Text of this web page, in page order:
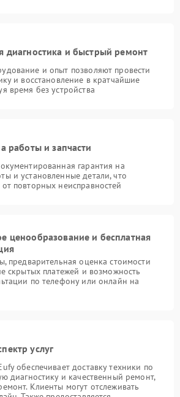
диагностика и быстрый ремонт
и опыт позволяют провести
и восстановление в кратчайшие
время без устройства
работы и запчасти
гарантия на
и установленные детали, что
повторных неисправностей
ценообразование и бесплатная
предварительная оценка стоимости
скрытых платежей и возможность
по телефону или онлайн на
услуг
обеспечивает доставку техники по
диагностику и качественный ремонт,
Клиенты могут отслеживать